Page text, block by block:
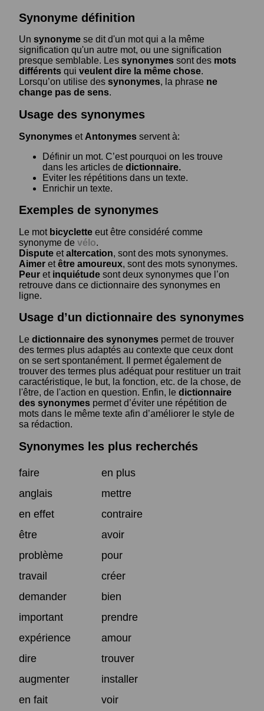
Synonyme définition
Un synonyme se dit d'un mot qui a la même
signification qu'un autre mot, ou une signification
presque semblable. Les synonymes sont des mots
différents qui veulent dire la même chose.
Lorsqu’on utilise des synonymes, la phrase ne
change pas de sens.
Usage des synonymes
Synonymes et Antonymes servent à:
Définir un mot. C’est pourquoi on les trouve
dans les articles de dictionnaire.
Eviter les répétitions dans un texte.
Enrichir un texte.
Exemples de synonymes
Le mot bicyclette eut être considéré comme
synonyme de vélo.
Dispute etaltercation, sont des mots synonymes.
Aimer etêtre amoureux, sont des mots synonymes.
Peur et inquiétude sont deux synonymes que l’on
retrouve dans ce dictionnaire des synonymes en
ligne.
Usage d’un dictionnaire des synonymes
Le dictionnaire des synonymes permet de trouver
des termes plus adaptés au contexte que ceux dont
on se sert spontanément. Il permet également de
trouver des termes plus adéquat pour restituer un trait
caractéristique, le but, la fonction, etc. de la chose, de
l'être, de l'action en question. Enfin, le dictionnaire
des synonymes permet d’éviter une répétition de
mots dans le même texte afin d’améliorer le style de
sa rédaction.
Synonymes les plus recherchés
faire
en plus
anglais
mettre
en effet
contraire
être
avoir
problème
pour
travail
créer
demander
bien
important
prendre
expérience
amour
dire
trouver
augmenter
installer
en fait
voir